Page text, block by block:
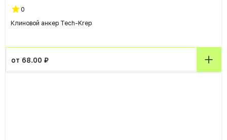
0
Клиновой анкер Tech-Krep
от 68.00 ₽